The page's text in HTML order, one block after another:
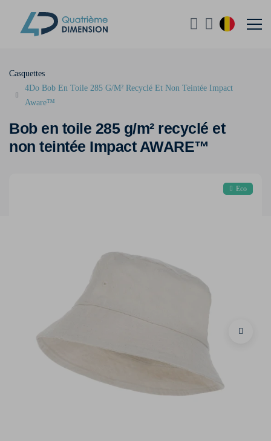
Bob en toile 285 g/m² recyclé et
non teintée Impact AWARE™
Casquettes
4Do Bob En Toile 285 G/M² Recyclé Et Non Teintée Impact
Aware™
Eco